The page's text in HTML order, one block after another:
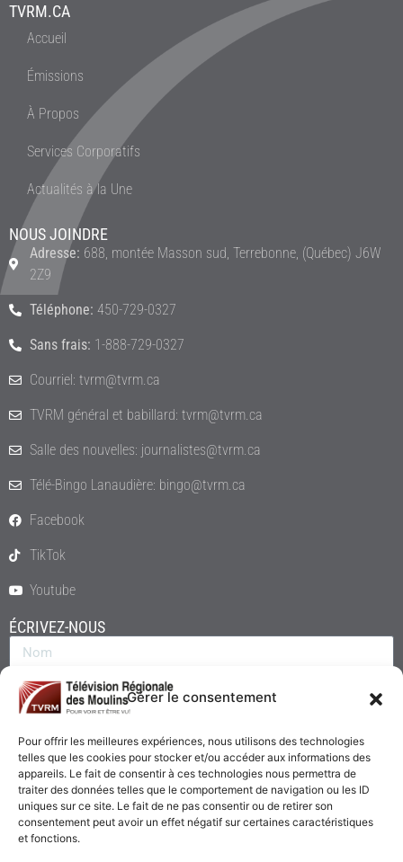
Gérer le consentement
Pour offrir les meilleures expériences, nous utilisons des technologies
telles que les cookies pour stocker et/ou accéder aux informations des
appareils. Le fait de consentir à ces technologies nous permettra de
traiter des données telles que le comportement de navigation ou les ID
uniques sur ce site. Le fait de ne pas consentir ou de retirer son
consentement peut avoir un effet négatif sur certaines caractéristiques
et fonctions.
TVRM.CA
Accueil
Émissions
À Propos
Services Corporatifs
Actualités à la Une
NOUS JOINDRE
Adresse: 688, montée Masson sud, Terrebonne, (Québec) J6W
2Z9
Téléphone: 450-729-0327
Sans frais: 1-888-729-0327
Courriel: tvrm@tvrm.ca
TVRM général et babillard: tvrm@tvrm.ca
Salle des nouvelles: journalistes@tvrm.ca
Télé-Bingo Lanaudière: bingo@tvrm.ca
Facebook
TikTok
Youtube
ÉCRIVEZ-NOUS